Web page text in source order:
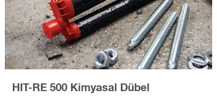
HIT-RE 500 Kimyasal Dübel